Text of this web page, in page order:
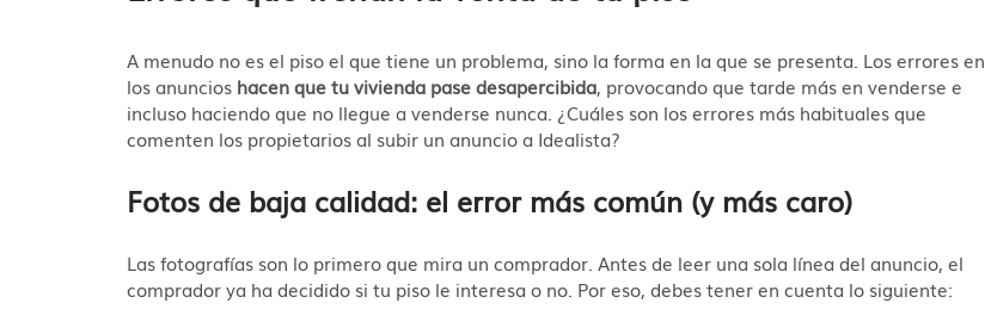
A menudo no es el piso el que tiene un problema, sino la forma en la que se presenta. Los errores en
los anuncios hacen que tu vivienda pase desapercibida, provocando que tarde más en venderse e
incluso haciendo que no llegue a venderse nunca. ¿Cuáles son los errores más habituales que
comenten los propietarios al subir un anuncio a Idealista?
Fotos de baja calidad: el error más común (y más caro)
Las fotografías son lo primero que mira un comprador. Antes de leer una sola línea del anuncio, el
comprador ya ha decidido si tu piso le interesa o no. Por eso, debes tener en cuenta lo siguiente: